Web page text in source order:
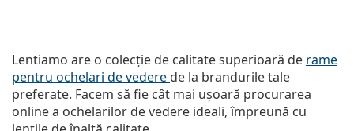
Lentiamo are o colecție de calitate superioară de rame
pentru ochelari de vedere de la brandurile tale
preferate. Facem să fie cât mai ușoară procurarea
online a ochelarilor de vedere ideali, împreună cu